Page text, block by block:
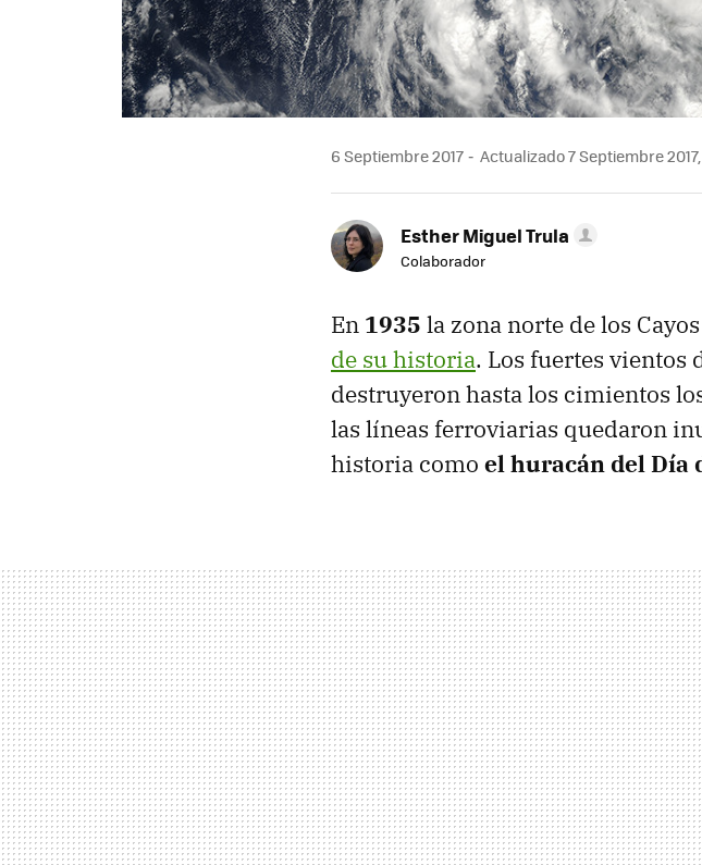
6 Septiembre 2017 Actualizado 7 Septiembre 2017,
Esther Miguel Trula
Colaborador
En 1935 la zona norte de los
de su historia. Los fuertes vientos
destruyeron hasta los cimientos
las líneas ferroviarias quedaron
historia como el huracán del Día